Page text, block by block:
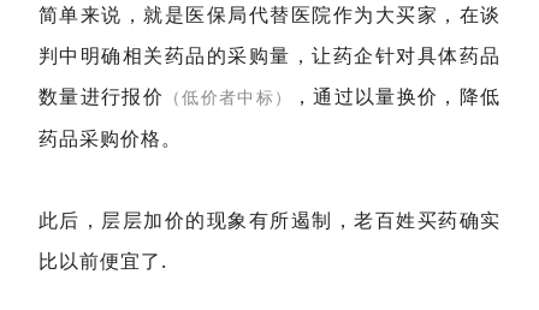
简单来说，就是医保局代替医院作为大买家，在谈
判中明确相关药品的采购量，让药企针对具体药品
数量进行报价 （低价者中标）
，通过以量换价，降低
药品采购价格。
此后，层层加价的现象有所遏制，老百姓买药确实
比以前便宜了.